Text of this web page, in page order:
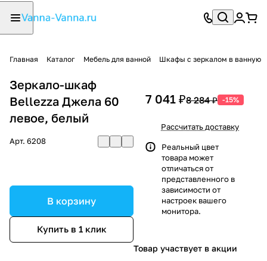
Главная Каталог Мебель для ванной Шкафы с зеркалом в ванную
Зеркало-шкаф
Bellezza Джела 60
левое, белый
Арт. 6208
В корзину
Купить в 1 клик
7 041 ₽8 284 ₽ -15%
Рассчитать доставку
Реальный цвет
товара может
отличаться от
представленного в
зависимости от
настроек вашего
монитора.
Товар участвует в акции